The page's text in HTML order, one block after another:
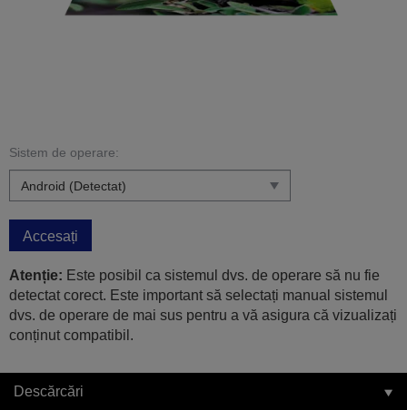
Sistem de operare:
Accesați
Atenție: Este posibil ca sistemul dvs. de operare să nu fie
detectat corect. Este important să selectați manual sistemul
dvs. de operare de mai sus pentru a vă asigura că vizualizați
conținut compatibil.
Descărcări